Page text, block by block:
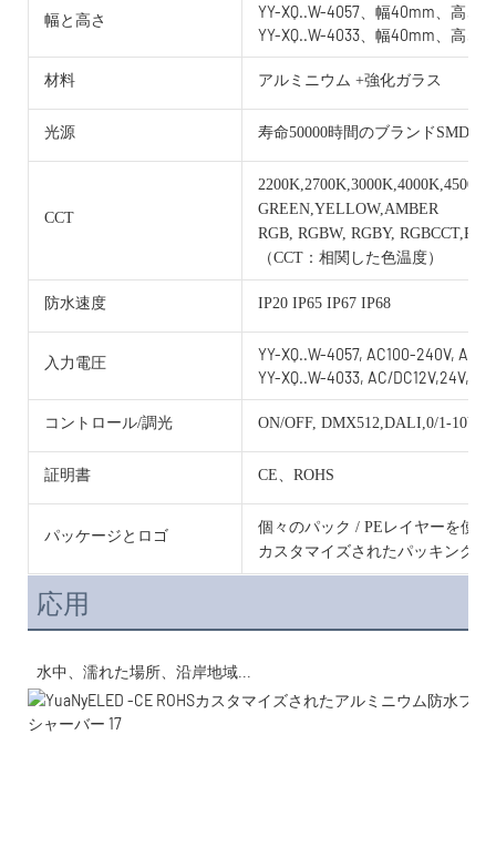
幅と高さ
YY-XQ..W-4057、幅40mm、高さ
YY-XQ..W-4033、幅40mm、高さ
材料 アルミニウム +強化ガラス
光源 寿命50000時間のブランドSMD
CCT
GREEN,YELLOW,AMBER
RGB, RGBW, RGBY,
（CCT：相関した色温度）
防水速度 IP20 IP65 IP67 IP68
入力電圧
YY-XQ..W-4057, AC100-240V, AC/
YY-XQ..W-4033, AC/
コントロール/調光 ON/OFF, DMX512,DALI,0/1-10V,
証明書 CE、ROHS
パッケージとロゴ
個々のパック / PEレイヤーを使
カスタマイズされたパッキング
応用